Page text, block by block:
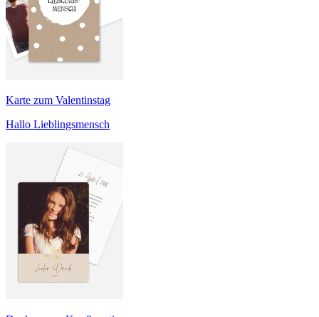
Karte zum Valentinstag
Hallo Lieblingsmensch